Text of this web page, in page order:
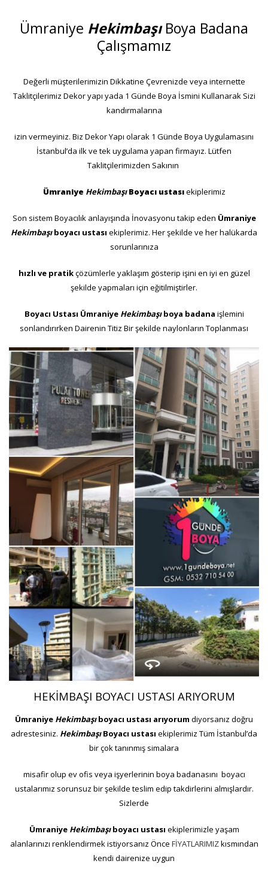
Ümraniye HekimbaşıBoya Badana
Çalışmamız
Değerli müşterilerimizin Dikkatine Çevrenizde veya internette
Taklitçilerimiz Dekor yapı yada 1 Günde Boya İsmini Kullanarak Sizi
kandırmalarına
izin vermeyiniz. Biz Dekor Yapı olarak 1 Günde Boya Uygulamasını
İstanbul’da ilk ve tek uygulama yapan firmayız. Lütfen
Taklitçilerimizden Sakının
Ümraniye HekimbaşıBoyacı ustasıekiplerimiz
Son sistem Boyacılık anlayışında İnovasyonu takip eden Ümraniye
Hekimbaşıboyacı ustası ekiplerimiz. Her şekilde ve her halükarda
sorunlarınıza
hızlı ve pratikçözümlerle yaklaşım gösterip işini en iyi en güzel
şekilde yapmaları için eğitilmiştirler.
Boyacı Ustası Ümraniye Hekimbaşıboya badana işlemini
sonlandırırken Dairenin Titiz Bir şekilde naylonların Toplanması
HEKİMBAŞI BOYACI USTASI ARIYORUM
Ümraniye Hekimbaşıboyacı ustası arıyorum diyorsanız doğru
adrestesiniz. Hekimbaşı Boyacı ustası ekiplerimiz Tüm İstanbul’da
bir çok tanınmış simalara
misafir olup ev ofis veya işyerlerinin boya badanasını boyacı
ustalarımız sorunsuz bir şekilde teslim edip takdirlerini almışlardır.
Sizlerde
Ümraniye Hekimbaşıboyacı ustası ekiplerimizle yaşam
alanlarınızı renklendirmek istiyorsanız Önce FİYATLARIMIZkısmından
kendi dairenize uygun